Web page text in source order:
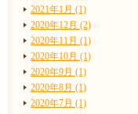
2021年1月 (1)
2020年12月 (2)
2020年11月 (1)
2020年10月 (1)
2020年9月 (1)
2020年8月 (1)
2020年7月 (1)